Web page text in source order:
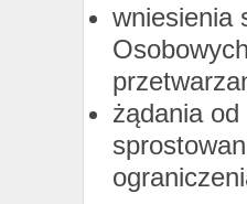
wniesienia
żądania